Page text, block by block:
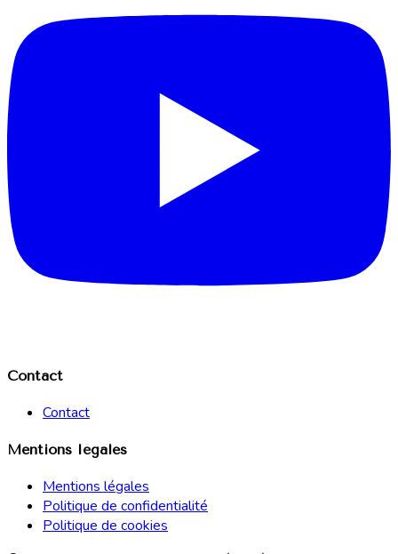
Contact
Contact
Mentions légales
Mentions légales
Politique de confidentialité
Politique de cookies